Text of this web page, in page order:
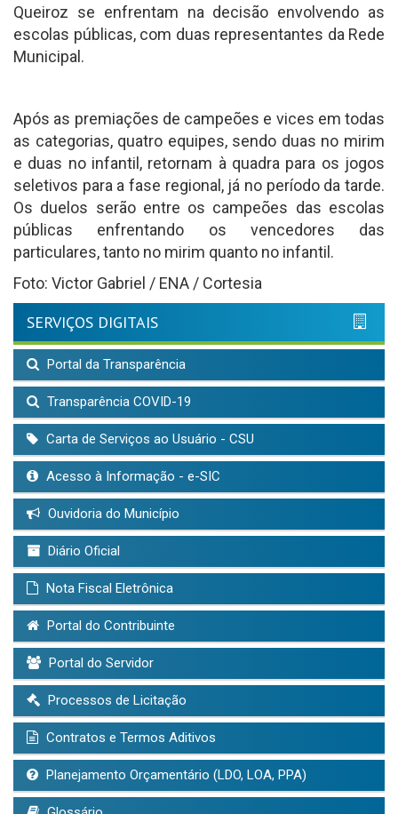
Queiroz se enfrentam na decisão envolvendo as
escolas públicas, com duas representantes da Rede
Municipal.
Após as premiações de campeões e vices em todas
as categorias, quatro equipes, sendo duas no mirim
e duas no infantil, retornam à quadra para os jogos
seletivos para a fase regional, já no período da tarde.
Os duelos serão entre os campeões das escolas
públicas enfrentando os vencedores das
particulares, tanto no mirim quanto no infantil.
Foto: Victor Gabriel / ENA / Cortesia
SERVIÇOS DIGITAIS
Portal da Transparência
Transparência COVID-19
Carta de Serviços ao Usuário - CSU
Acesso à Informação - e-SIC
Ouvidoria do Município
Diário Oficial
Nota Fiscal Eletrônica
Portal do Contribuinte
Portal do Servidor
Processos de Licitação
Contratos e Termos Aditivos
Planejamento Orçamentário (LDO, LOA, PPA)